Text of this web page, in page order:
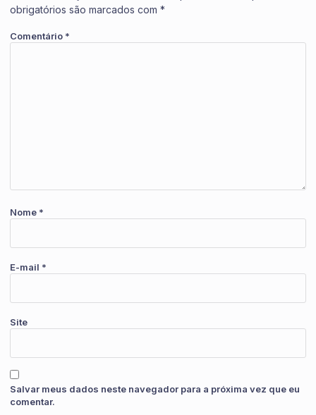
obrigatórios são marcados com *
Comentário *
Nome *
E-mail *
Site
Salvar meus dados neste navegador para a próxima vez que eu
comentar.